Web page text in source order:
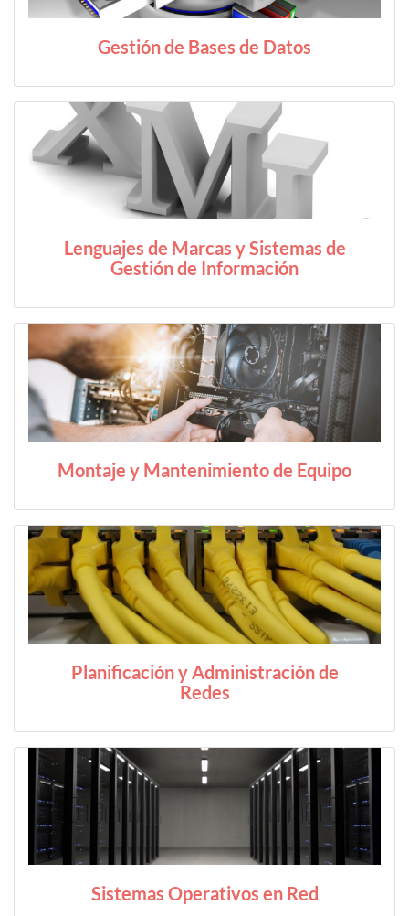
Gestión de Bases de Datos
Lenguajes de Marcas y Sistemas de
Gestión de Información
Montaje y Mantenimiento de Equipo
Planificación y Administración de
Redes
Sistemas Operativos en Red